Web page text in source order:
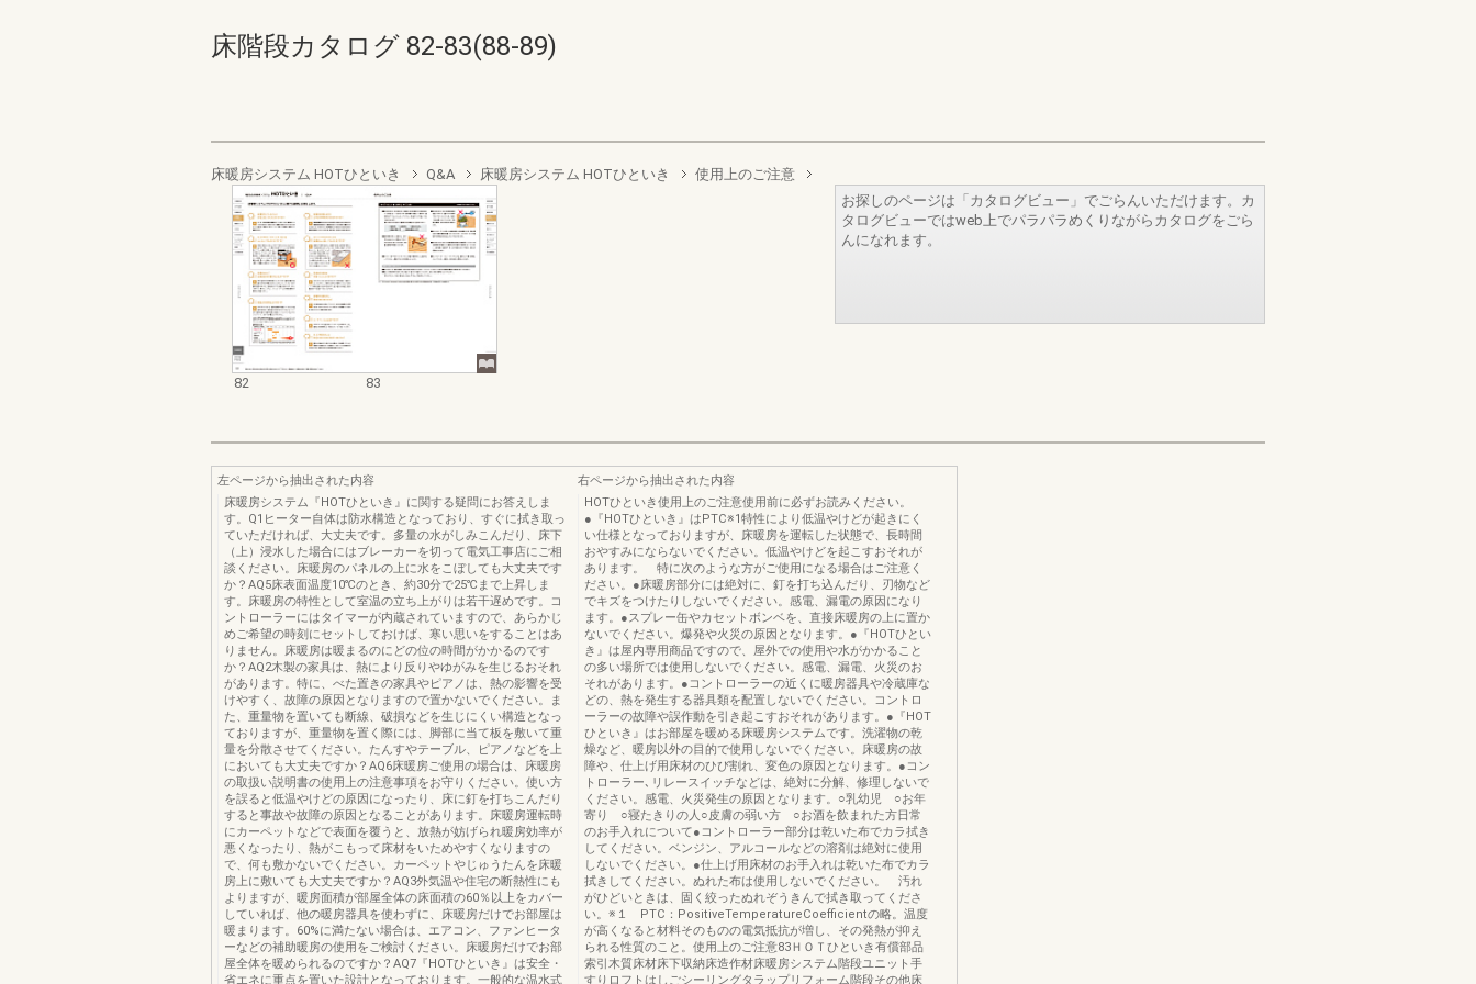
床階段カタログ 82-83(88-89)
床暖房システム HOTひといき Q&A 床暖房システム HOTひといき 使用上のご注意
82 83
お探しのページは「カタログビュー」でごらんいただけます。カ
タログビューではweb上でパラパラめくりながらカタログをごら
んになれます。
左ページから抽出された内容
床暖房システム『HOTひといき』に関する疑問にお答えしま
す。Q1ヒーター自体は防水構造となっており、すぐに拭き取っ
ていただければ、大丈夫です。多量の水がしみこんだり、床下
（上）浸水した場合にはブレーカーを切って電気工事店にご相
談ください。床暖房のパネルの上に水をこぼしても大丈夫です
か？AQ5床表面温度10℃のとき、約30分で25℃まで上昇しま
す。床暖房の特性として室温の立ち上がりは若干遅めです。コ
ントローラーにはタイマーが内蔵されていますので、あらかじ
めご希望の時刻にセットしておけば、寒い思いをすることはあ
りません。床暖房は暖まるのにどの位の時間がかかるのです
か？AQ2木製の家具は、熱により反りやゆがみを生じるおそれ
があります。特に、べた置きの家具やピアノは、熱の影響を受
けやすく、故障の原因となりますので置かないでください。ま
た、重量物を置いても断線、破損などを生じにくい構造となっ
ておりますが、重量物を置く際には、脚部に当て板を敷いて重
量を分散させてください。たんすやテーブル、ピアノなどを上
においても大丈夫ですか？AQ6床暖房ご使用の場合は、床暖房
の取扱い説明書の使用上の注意事項をお守りください。使い方
を誤ると低温やけどの原因になったり、床に釘を打ちこんだり
すると事故や故障の原因となることがあります。床暖房運転時
にカーペットなどで表面を覆うと、放熱が妨げられ暖房効率が
悪くなったり、熱がこもって床材をいためやすくなりますの
で、何も敷かないでください。カーペットやじゅうたんを床暖
房上に敷いても大丈夫ですか？AQ3外気温や住宅の断熱性にも
よりますが、暖房面積が部屋全体の床面積の60％以上をカバー
していれば、他の暖房器具を使わずに、床暖房だけでお部屋は
暖まります。60%に満たない場合は、エアコン、ファンヒータ
ーなどの補助暖房の使用をご検討ください。床暖房だけでお部
屋全体を暖められるのですか？AQ7『HOTひといき』は安全・
省エネに重点を置いた設計となっております。一般的な温水式
右ページから抽出された内容
HOTひといき使用上のご注意使用前に必ずお読みください。
●『HOTひといき』はPTC※1特性により低温やけどが起きにく
い仕様となっておりますが、床暖房を運転した状態で、長時間
おやすみにならないでください。低温やけどを起こすおそれが
あります。 特に次のような方がご使用になる場合はご注意く
ださい。●床暖房部分には絶対に、釘を打ち込んだり、刃物など
でキズをつけたりしないでください。感電、漏電の原因になり
ます。●スプレー缶やカセットボンベを、直接床暖房の上に置か
ないでください。爆発や火災の原因となります。●『HOTひとい
き』は屋内専用商品ですので、屋外での使用や水がかかること
の多い場所では使用しないでください。感電、漏電、火災のお
それがあります。●コントローラーの近くに暖房器具や冷蔵庫な
どの、熱を発生する器具類を配置しないでください。コントロ
ーラーの故障や誤作動を引き起こすおそれがあります。●『HOT
ひといき』はお部屋を暖める床暖房システムです。洗濯物の乾
燥など、暖房以外の目的で使用しないでください。床暖房の故
障や、仕上げ用床材のひび割れ、変色の原因となります。●コン
トローラー､リレースイッチなどは、絶対に分解、修理しないで
ください。感電、火災発生の原因となります。○乳幼児 ○お年
寄り ○寝たきりの人○皮膚の弱い方 ○お酒を飲まれた方日常
のお手入れについて●コントローラー部分は乾いた布でカラ拭き
してください。ベンジン、アルコールなどの溶剤は絶対に使用
しないでください。●仕上げ用床材のお手入れは乾いた布でカラ
拭きしてください。ぬれた布は使用しないでください。 汚れ
がひどいときは、固く絞ったぬれぞうきんで拭き取ってくださ
い。※１ PTC：PositiveTemperatureCoefficientの略。温度
が高くなると材料そのものの電気抵抗が増し、その発熱が抑え
られる性質のこと。使用上のご注意83ＨＯＴひといき有償部品
索引木質床材床下収納床造作材床暖房システム階段ユニット手
すりロフトはしごシーリングタラップリフォーム階段その他床